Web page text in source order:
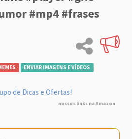
#mp4 #frases
ENVIAR IMAGENS E VÍDEOS
de Dicas e Ofertas!
nossos links na Amazon